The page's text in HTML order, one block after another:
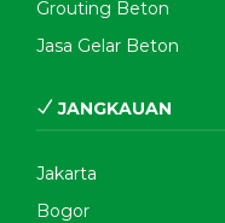
Grouting Beton
Jasa Gelar Beton
JANGKAUAN
Jakarta
Bogor